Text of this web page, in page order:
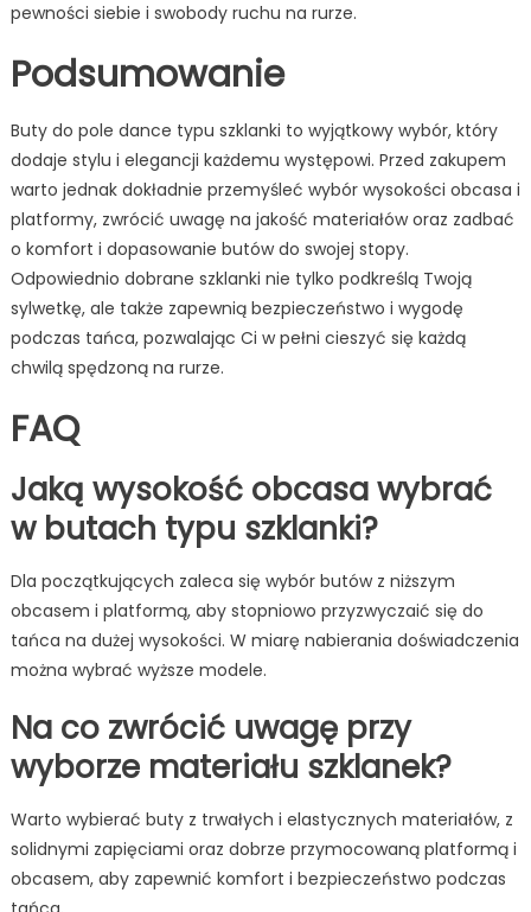
pewności siebie i swobody ruchu na rurze.
Podsumowanie
Buty do pole dance typu szklanki to wyjątkowy wybór, który
dodaje stylu i elegancji każdemu występowi. Przed zakupem
warto jednak dokładnie przemyśleć wybór wysokości obcasa i
platformy, zwrócić uwagę na jakość materiałów oraz zadbać
o komfort i dopasowanie butów do swojej stopy.
Odpowiednio dobrane szklanki nie tylko podkreślą Twoją
sylwetkę, ale także zapewnią bezpieczeństwo i wygodę
podczas tańca, pozwalając Ci w pełni cieszyć się każdą
chwilą spędzoną na rurze.
FAQ
Jaką wysokość obcasa wybrać
w butach typu szklanki?
Dla początkujących zaleca się wybór butów z niższym
obcasem i platformą, aby stopniowo przyzwyczaić się do
tańca na dużej wysokości. W miarę nabierania doświadczenia
można wybrać wyższe modele.
Na co zwrócić uwagę przy
wyborze materiału szklanek?
Warto wybierać buty z trwałych i elastycznych materiałów, z
solidnymi zapięciami oraz dobrze przymocowaną platformą i
obcasem, aby zapewnić komfort i bezpieczeństwo podczas